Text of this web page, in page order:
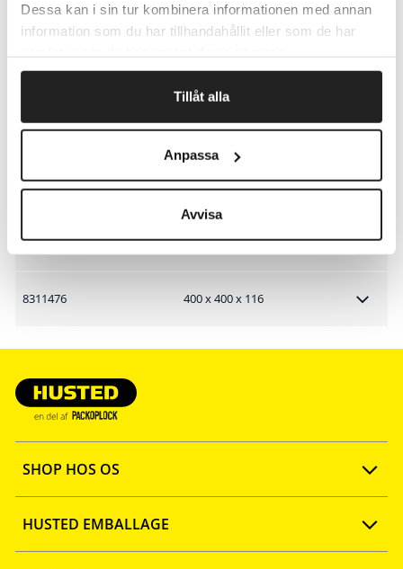
Dessa kan i sin tur kombinera informationen med annan
information som du har tillhandahållit eller som de har
Tillåt alla
Anpassa
Avvisa
Artikelnr. B x D x H mm
8311472 100 x 100 x 98
8311473 150 x 150 x 102
8311474 200 x 200 x 106
8311475 300 x 300 x 110
8311476 400 x 400 x 116
SHOP HOS OS
Opret konto
HUSTED EMBALLAGE